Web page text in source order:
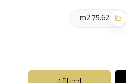
75.62 m2